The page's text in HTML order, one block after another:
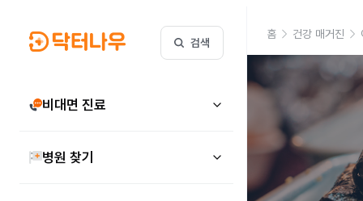
검색
비대면 진료
병원 찾기
홈 건강 매거진